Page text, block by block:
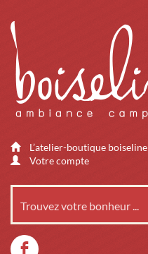
L’atelier-boutique boiseline
Votre compte